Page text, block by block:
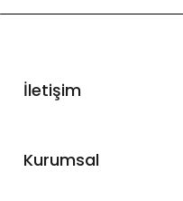
İletişim
WhatsApp Destek
Kurumsal